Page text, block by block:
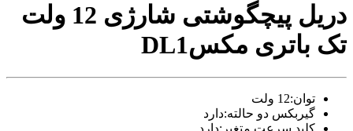
com
tori
black
splashes
chinese
teen
raped
دریل پیچگوشتی شارژی 12 ولت
تک باتری مکسDL1
توان:12 ولت
گیربکس دو حالته:دارد
کلید سرعت متغیر:دارد